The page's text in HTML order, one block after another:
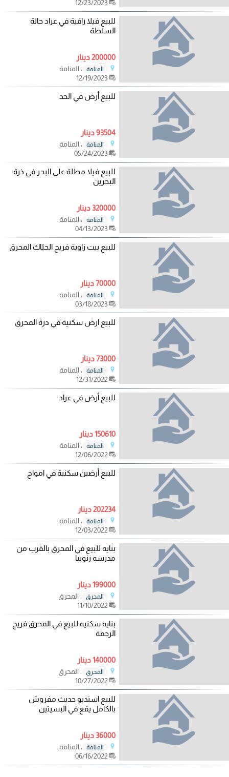
12/23/2023
للبيع فيلا راقية في عراد حالة
السلطة
200000 دينار
المنامة
، المنامة
12/19/2023
للبيع أرض في الحد
93504 دينار
المنامة
، المنامة
05/24/2023
للبيع فيلا مطلة على البحر في ذرة
البحرين
320000 دينار
المنامة
، المنامة
04/13/2023
للبيع بيت زاوية فريج الحيّاك المحرق
70000 دينار
المنامة
، المنامة
03/18/2023
للبيع ارض سكنية في درة المحرق
73000 دينار
المنامة
، المنامة
للبيع أرض في عراد
150610 دينار
المنامة
، المنامة
للبيع أرضين سكنية في امواج
202234 دينار
المنامة
، المنامة
بنايه للبيع في المحرق بالقرب من
مدرسه زنوبيا
199000 دينار
المحرق
، المحرق
بنايه سكنيه للبيع في المحرق فريج
الرحمة
140000 دينار
المحرق
، المحرق
للبيع استديو حديث مفروش
بالكامل يقع في البسيتين
36000 دينار
المنامة
، المنامة